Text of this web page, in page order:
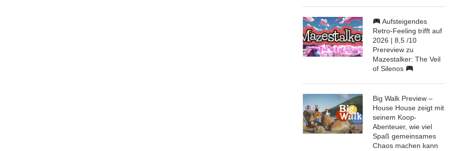
Aufsteigendes
Retro-Feeling trifft auf
2026 | 8,5 /10
Prereview zu
Mazestalker: The Veil
of Silenos
Big Walk Preview –
House House zeigt mit
seinem Koop-
Abenteuer, wie viel
Spaß gemeinsames
Chaos machen kann